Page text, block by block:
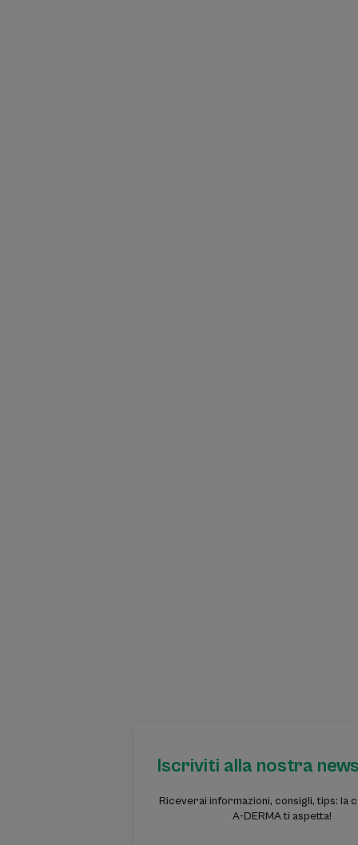
Iscriviti alla nostra
Riceverai informazioni, consigli, tips: la
A-DERMA ti aspetta!